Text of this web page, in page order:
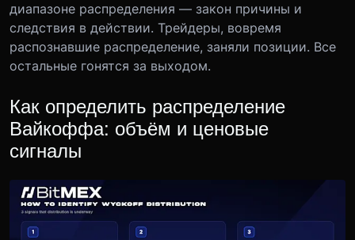
диапазоне распределения — закон причины и
следствия в действии. Трейдеры, вовремя
распознавшие распределение, заняли позиции. Все
остальные гонятся за выходом.
Как определить распределение
Вайкоффа: объём и ценовые
сигналы